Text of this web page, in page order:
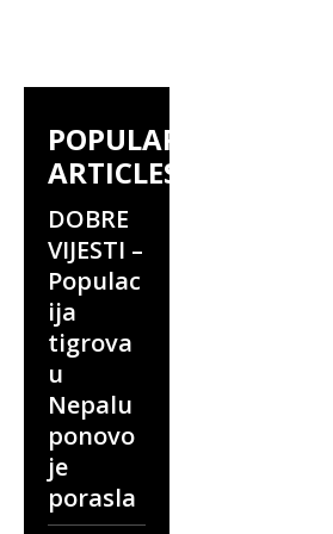
POPULAR
ARTICLES
DOBRE
VIJESTI –
Populac
ija
tigrova
u
Nepalu
ponovo
je
porasla